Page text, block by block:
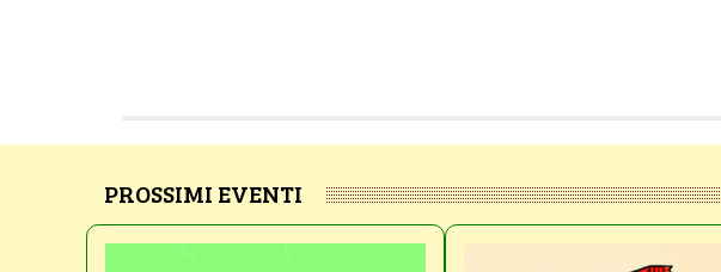
PROSSIMI EVENTI